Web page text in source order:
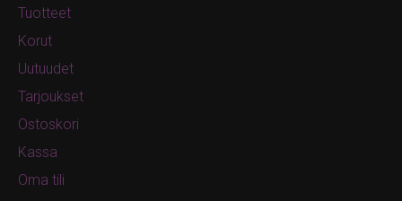
Tuotteet
Korut
Uutuudet
Tarjoukset
Ostoskori
Kassa
Oma tili